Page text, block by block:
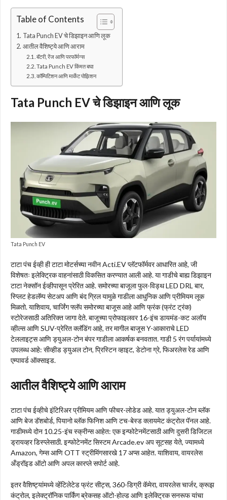
Table of Contents
Tata Punch EV चे डिझाइन आणि लूक
आतील वैशिष्ट्ये आणि आराम
बॅटरी, रेंज आणि परफॉर्मन्स
Tata Punch EV किंमत बघा
कॉम्पिटिशन आणि मार्केट पोझिशन
Tata Punch EV चे डिझाइन आणि लूक
Tata Punch EV
टाटा पंच ईव्ही ही टाटा मोटर्सच्या नवीन Acti.EV प्लॅटफॉर्मवर आधारित आहे, जी
विशेषतः इलेक्ट्रिक वाहनांसाठी विकसित करण्यात आली आहे. या गाडीचे बाह्य डिझाइन
टाटा नेक्सॉन ईव्हीपासून प्रेरित आहे. समोरच्या बाजूला फुल-विड्थ LED DRL बार,
स्प्लिट हेडलॅम्प सेटअप आणि बंद ग्रिल यामुळे गाडीला आधुनिक आणि प्रीमियम लूक
मिळतो. याशिवाय, चार्जिंग फ्लॅप समोरच्या बाजूस आहे आणि फ्रंक (फ्रंट ट्रंक)
स्टोरेजसाठी अतिरिक्त जागा देते. बाजूच्या प्रोफाइलवर 16-इंच डायमंड-कट अलॉय
व्हील्स आणि SUV-प्रेरित क्लॅडिंग आहे, तर मागील बाजूस Y-आकाराचे LED
टेललाइट्स आणि ड्युअल-टोन बंपर गाडीला आकर्षक बनवतात. गाडी 5 रंग पर्यायांमध्ये
उपलब्ध आहे: सीव्हीड ड्युअल टोन, प्रिस्टिन व्हाइट, डेटोना ग्रे, फिअरलेस रेड आणि
एम्पावर्ड ऑक्साइड.
आतील वैशिष्ट्ये आणि आराम
टाटा पंच ईव्हीचे इंटिरिअर प्रीमियम आणि फीचर-लोडेड आहे. यात ड्युअल-टोन ब्लॅक
आणि बेज डॅशबोर्ड, पियानो ब्लॅक फिनिश आणि टच-बेस्ड क्लायमेट कंट्रोल पॅनल आहे.
गाडीमध्ये दोन 10.25-इंच स्क्रीन्स आहेत: एक इन्फोटेनमेंटसाठी आणि दुसरी डिजिटल
ड्रायव्हर डिस्प्लेसाठी. इन्फोटेनमेंट सिस्टम Arcade.ev अप सूटसह येते, ज्यामध्ये
Amazon, गेम्स आणि OTT स्ट्रीमिंगसारखे 17 अप्स आहेत. याशिवाय, वायरलेस
अँड्रॉइड ऑटो आणि अपल कारप्ले सपोर्ट आहे.
इतर वैशिष्ट्यांमध्ये व्हेंटिलेटेड फ्रंट सीट्स, 360-डिग्री कॅमेरा, वायरलेस चार्जर, क्रूझ
कंट्रोल, इलेक्ट्रॉनिक पार्किंग ब्रेकसह ऑटो-होल्ड आणि इलेक्ट्रिक सनरूफ यांचा